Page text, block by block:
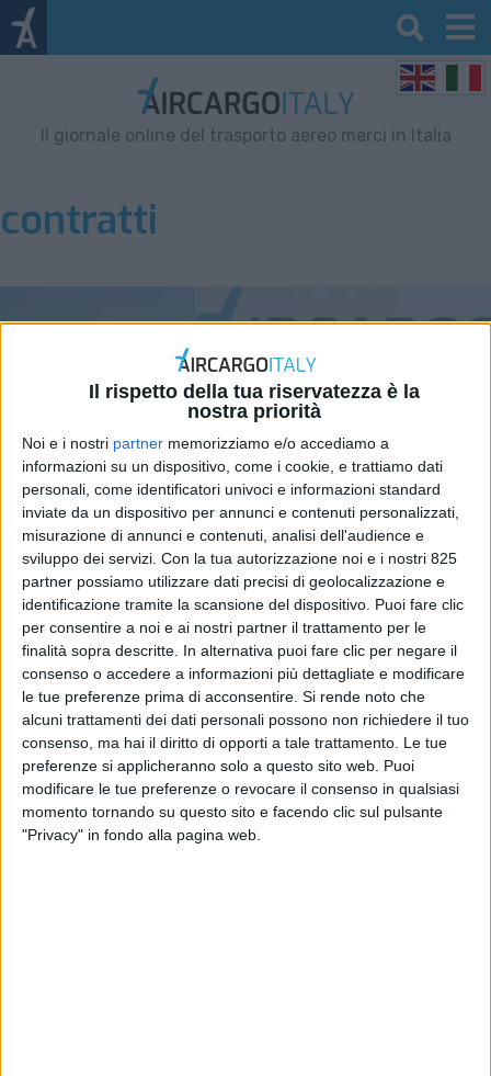
Il rispetto della tua riservatezza è la
nostra priorità
Noi e i nostri partner memorizziamo e/o accediamo a
informazioni su un dispositivo, come i cookie, e trattiamo dati
personali, come identificatori univoci e informazioni standard
inviate da un dispositivo per annunci e contenuti personalizzati,
misurazione di annunci e contenuti, analisi dell'audience e
sviluppo dei servizi. Con la tua autorizzazione noi e i nostri 825
partner possiamo utilizzare dati precisi di geolocalizzazione e
identificazione tramite la scansione del dispositivo. Puoi fare clic
per consentire a noi e ai nostri partner il trattamento per le
finalità sopra descritte. In alternativa puoi fare clic per negare il
consenso o accedere a informazioni più dettagliate e modificare
le tue preferenze prima di acconsentire. Si rende noto che
alcuni trattamenti dei dati personali possono non richiedere il tuo
consenso, ma hai il diritto di opporti a tale trattamento. Le tue
preferenze si applicheranno solo a questo sito web. Puoi
modificare le tue preferenze o revocare il consenso in qualsiasi
momento tornando su questo sito e facendo clic sul pulsante
"Privacy" in fondo alla pagina web.
Il giornale online del trasporto aereo merci in Italia
contratti
“Clausola di forza maggiore
già invocata in Cina per
contratti da oltre 73 miliardi
di $”
ECONOMIA 19 MARZO 2020